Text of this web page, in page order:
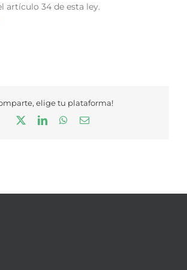
artículo 34 de esta ley.
elige tu plataforma!
LinkedInWhatsApp
Correo